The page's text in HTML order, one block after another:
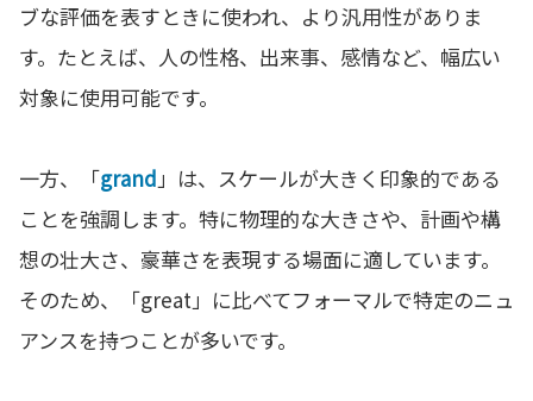
ブな評価を表すときに使われ、より汎用性がありま
す。たとえば、人の性格、出来事、感情など、幅広い
対象に使用可能です。
一方、「grand」は、スケールが大きく印象的である
ことを強調します。特に物理的な大きさや、計画や構
想の壮大さ、豪華さを表現する場面に適しています。
そのため、「great」に比べてフォーマルで特定のニュ
アンスを持つことが多いです。